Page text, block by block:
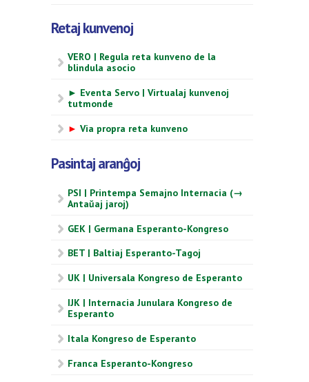
Retaj kunvenoj
VERO | Regula reta kunveno de la
blindula asocio
► Eventa Servo | Virtualaj kunvenoj
tutmonde
► Via propra reta kunveno
Pasintaj aranĝoj
PSI | Printempa Semajno Internacia (→
Antaŭaj jaroj)
GEK | Germana Esperanto-Kongreso
BET | Baltiaj Esperanto-Tagoj
UK | Universala Kongreso de Esperanto
IJK | Internacia Junulara Kongreso de
Esperanto
Itala Kongreso de Esperanto
Franca Esperanto-Kongreso